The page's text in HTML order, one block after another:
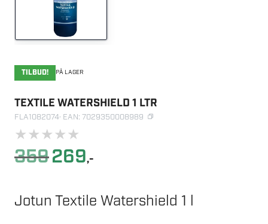
TILBUD! PÅ LAGER
TEXTILE WATERSHIELD 1 LTR
FLA1082074· EAN: 7029350008989
★★★★★
359 Opprinnelig
pris
359.
269pris
269.
,-
Jotun Textile Watershield 1 l